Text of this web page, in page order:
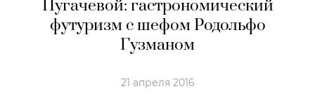
Пугачевой: гастрономический
футуризм с шефом Родольфо
Гузманом
21 апреля 2016